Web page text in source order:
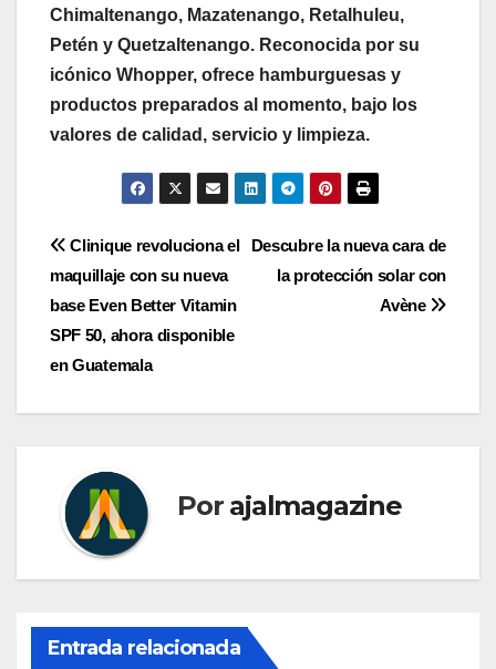
Chimaltenango, Mazatenango, Retalhuleu,
Petén y Quetzaltenango. Reconocida por su
icónico Whopper, ofrece hamburguesas y
productos preparados al momento, bajo los
valores de calidad, servicio y limpieza.
Navegación
de
entradas
Descubre la nueva cara de
la protección solar con
Avène
Clinique revoluciona el
maquillaje con su nueva
base Even Better Vitamin
SPF 50, ahora disponible
en Guatemala
Por ajalmagazine
Entrada relacionada